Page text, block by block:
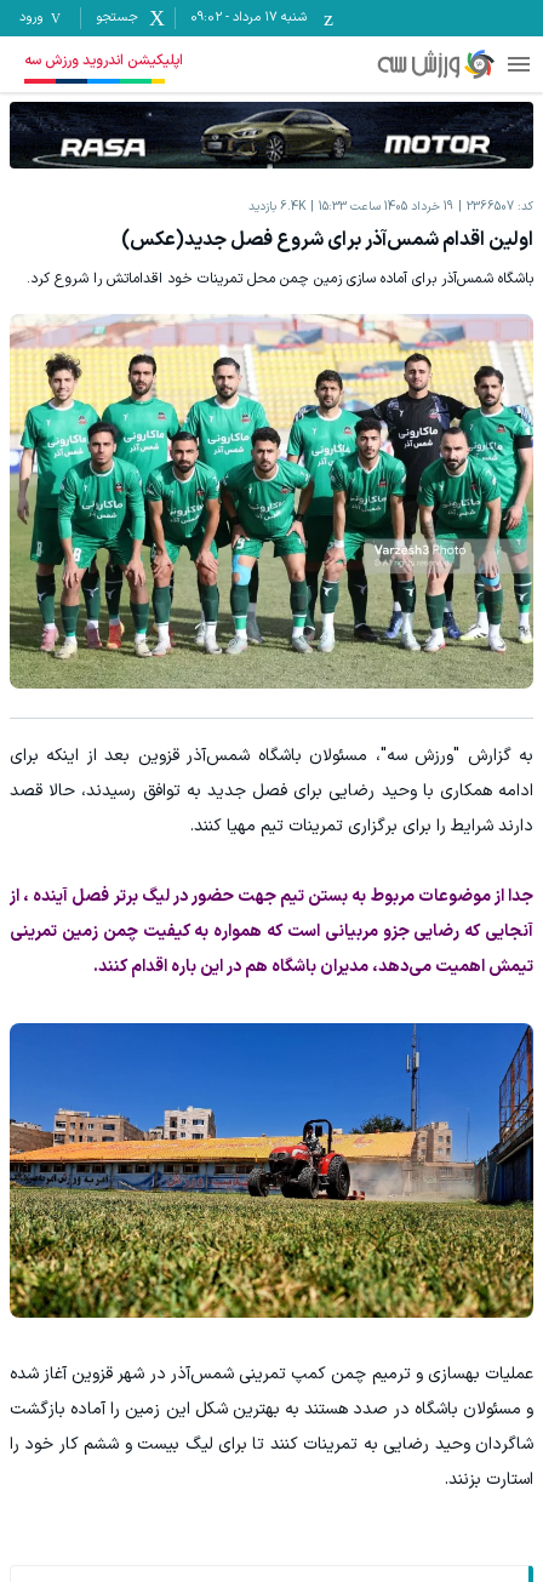
شنبه ۱۷ مرداد -
09:02 جستجو ورود
اپلیکیشن اندروید ورزش سه
کد: 2366507 19 خرداد 1405 ساعت 15:33 6.4K بازدید
اولین اقدام شمس‌آذر برای شروع فصل جدید(عکس)
باشگاه شمس‌آذر برای آماده سازی زمین چمن محل تمرینات خود اقداماتش را شروع کرد.
به گزارش "ورزش سه"، مسئولان باشگاه شمس‌آذر قزوین بعد از اینکه برای
ادامه همکاری با وحید رضایی برای فصل جدید به توافق رسیدند، حالا قصد
دارند شرایط را برای برگزاری تمرینات تیم مهیا کنند.
جدا از موضوعات مربوط به بستن تیم جهت حضور در لیگ برتر فصل آینده ، از
آنجایی که رضایی جزو مربیانی است که همواره به کیفیت چمن زمین تمرینی
تیمش اهمیت می‌دهد، مدیران باشگاه هم در این باره اقدام کنند.
عملیات بهسازی و ترمیم چمن کمپ تمرینی شمس‌آذر در شهر قزوین آغاز شده
و مسئولان باشگاه در صدد هستند به بهترین شکل این زمین را آماده بازگشت
شاگردان وحید رضایی به تمرینات کنند تا برای لیگ بیست و ششم کار خود را
استارت بزنند.